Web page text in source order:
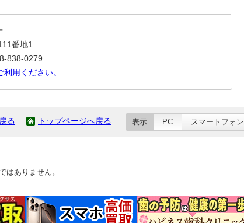
番地1
838-0279
用ください。
る トップページへ戻る 表示 PC スマートフォン
はありません。